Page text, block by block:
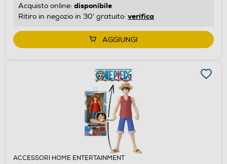
Acquisto online: disponibile
Ritiro in negozio in 30' gratuito: verifica
AGGIUNGI
ACCESSORI HOME ENTERTAINMENT